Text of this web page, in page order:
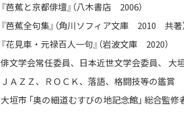
『芭蕉と京都俳壇』（八木書店 2006）
『芭蕉全句集』（角川ソフィア文庫 2010 共著
『花見車・元禄百人一句』（岩波文庫 2020）
俳文学会常任委員、日本近世文学会委員、 大
ＪＡＺＺ、ＲＯＣＫ、落語、格闘技等の鑑賞
大垣市 「奥の細道むすびの地記念館」 総合監